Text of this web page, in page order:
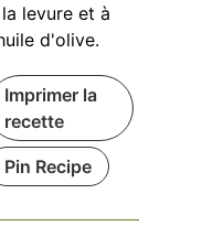
levure et à
d'olive.
Imprimer la
recette
Pin Recipe